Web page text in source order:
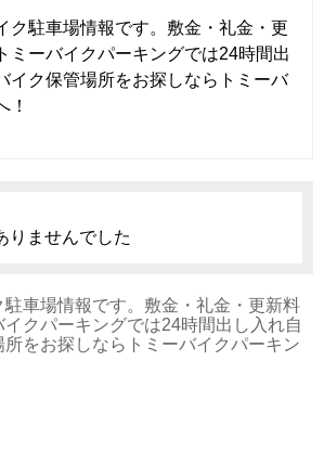
ク駐車場情報です。敷金・礼金・更
ミーバイクパーキングでは24時間出
イク保管場所をお探しならトミーバ
！
りませんでした
車場情報です。敷金・礼金・更新料
イクパーキングでは24時間出し入れ自
をお探しならトミーバイクパーキン